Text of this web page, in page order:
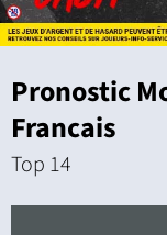
Pronostic
Francais
Top 14